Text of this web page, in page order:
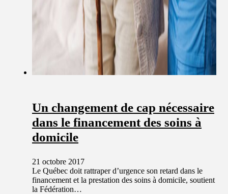
Un changement de cap nécessaire
dans le financement des soins à
domicile
21 octobre 2017
Le Québec doit rattraper d’urgence son retard dans le
financement et la prestation des soins à domicile, soutient
la Fédération…